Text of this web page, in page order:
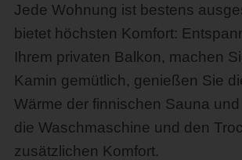
Jede Wohnung ist bestens
bietet höchsten Komfort:
Ihrem privaten Balkon, machen
Kamin gemütlich, genießen Sie
Wärme der finnischen Sauna
die Waschmaschine und den
zusätzlichen Komfort.